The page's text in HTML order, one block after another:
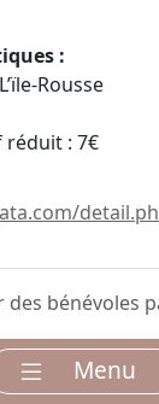
:
Rousse
réduit : 7€
des bénévoles
Menu